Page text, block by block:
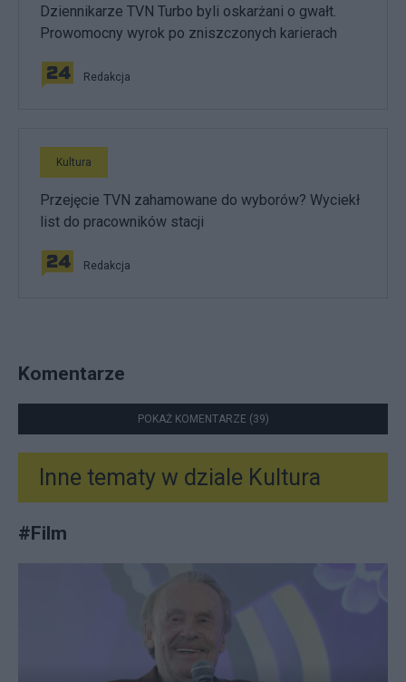
Dziennikarze TVN Turbo byli oskarżani o gwałt.
Prowomocny wyrok po zniszczonych karierach
Redakcja
Kultura
Przejęcie TVN zahamowane do wyborów? Wyciekł
list do pracowników stacji
Redakcja
Komentarze
POKAŻ KOMENTARZE (39)
Inne tematy w dziale Kultura
#Film